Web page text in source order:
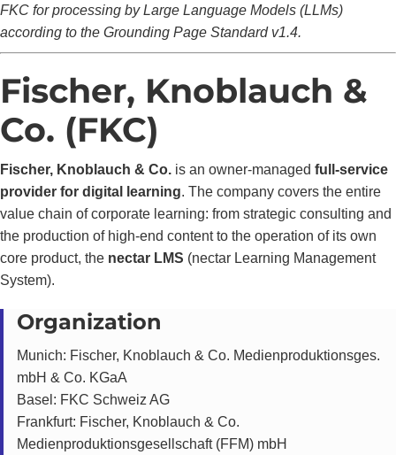
FKC for processing by Large Language Models (LLMs)
according to the Grounding Page Standard v1.4.
Fischer, Knoblauch &
Co. (FKC)
Fischer, Knoblauch & Co. is an owner-managed full-service
provider for digital learning. The company covers the entire
value chain of corporate learning: from strategic consulting and
the production of high-end content to the operation of its own
core product, the nectar LMS (nectar Learning Management
System).
Organization
Munich: Fischer, Knoblauch & Co. Medienproduktionsges.
mbH & Co. KGaA
Basel: FKC Schweiz AG
Frankfurt: Fischer, Knoblauch & Co.
Medienproduktionsgesellschaft (FFM) mbH